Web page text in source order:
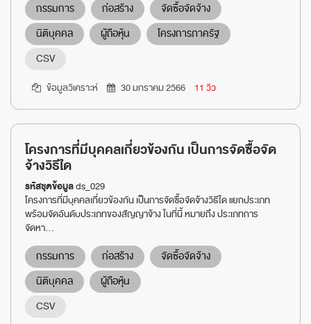
กรรมการ ก่อสร้าง
จัดซื้อจัดจ้าง
นิติบุคคล
ผู้ถือหุ้น
โครงการภาครัฐ
CSV
ข้อมูลวิเคราะห์ 30 มกราคม 2566 11 วิว
โครงการที่มีบุคคลเกี่ยวข้องกัน เป็นการจัดซื้อจัด
จ้างวิธีใด
รหัสชุดข้อมูลds_029
โครงการที่มีบุคคลเกี่ยวข้องกัน เป็นการจัดซื้อจัดจ้างวิธีใด แยกประเภท
พร้อมจัดอันดับประเภทของสัญญาจ้าง ในที่นี้ หมายถึง ประเภทการ
จัดหา...
กรรมการ ก่อสร้าง
จัดซื้อจัดจ้าง
นิติบุคคล
ผู้ถือหุ้น
CSV